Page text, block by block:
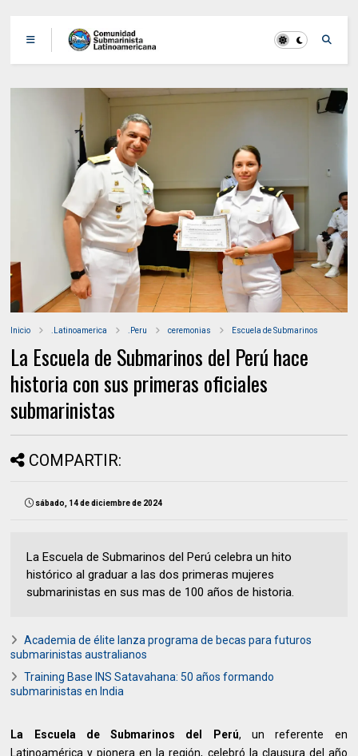
Inicio .Latinoamerica .Peru ceremonias Escuela de Submarinos
La Escuela de Submarinos del Perú hace
historia con sus primeras oficiales
submarinistas
COMPARTIR:
sábado, 14 de diciembre de 2024
La Escuela de Submarinos del Perú celebra un hito
histórico al graduar a las dos primeras mujeres
submarinistas en sus mas de 100 años de historia.
Academia de élite lanza programa de becas para futuros
submarinistas australianos
Training Base INS Satavahana: 50 años formando
submarinistas en India
La Escuela de Submarinos del Perú, un referente en
Latinoamérica y pionera en la región, celebró la clausura del año